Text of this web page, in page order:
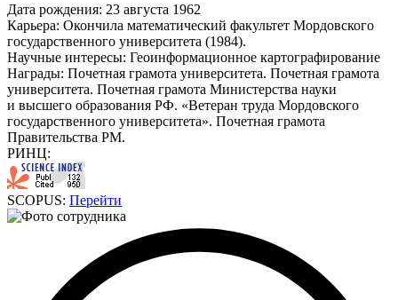
Дата рождения: 23 августа 1962
Карьера: Окончила математический факультет Мордовского
государственного университета (1984).
Научные интересы: Геоинформационное картографирование
Награды: Почетная грамота университета. Почетная грамота
университета. Почетная грамота Министерства науки
и высшего образования РФ. «Ветеран труда Мордовского
государственного университета». Почетная грамота
Правительства РМ.
РИНЦ:
SCOPUS: Перейти